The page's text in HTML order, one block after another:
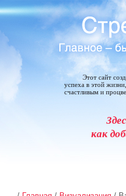
Этот сайт
успеха в этой
счастливым и
как